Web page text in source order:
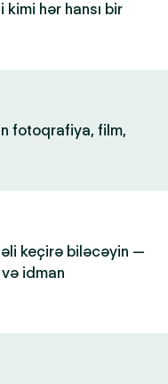
hər hansı bir
fotoqrafiya, film,
keçirə biləcəyin —
idman